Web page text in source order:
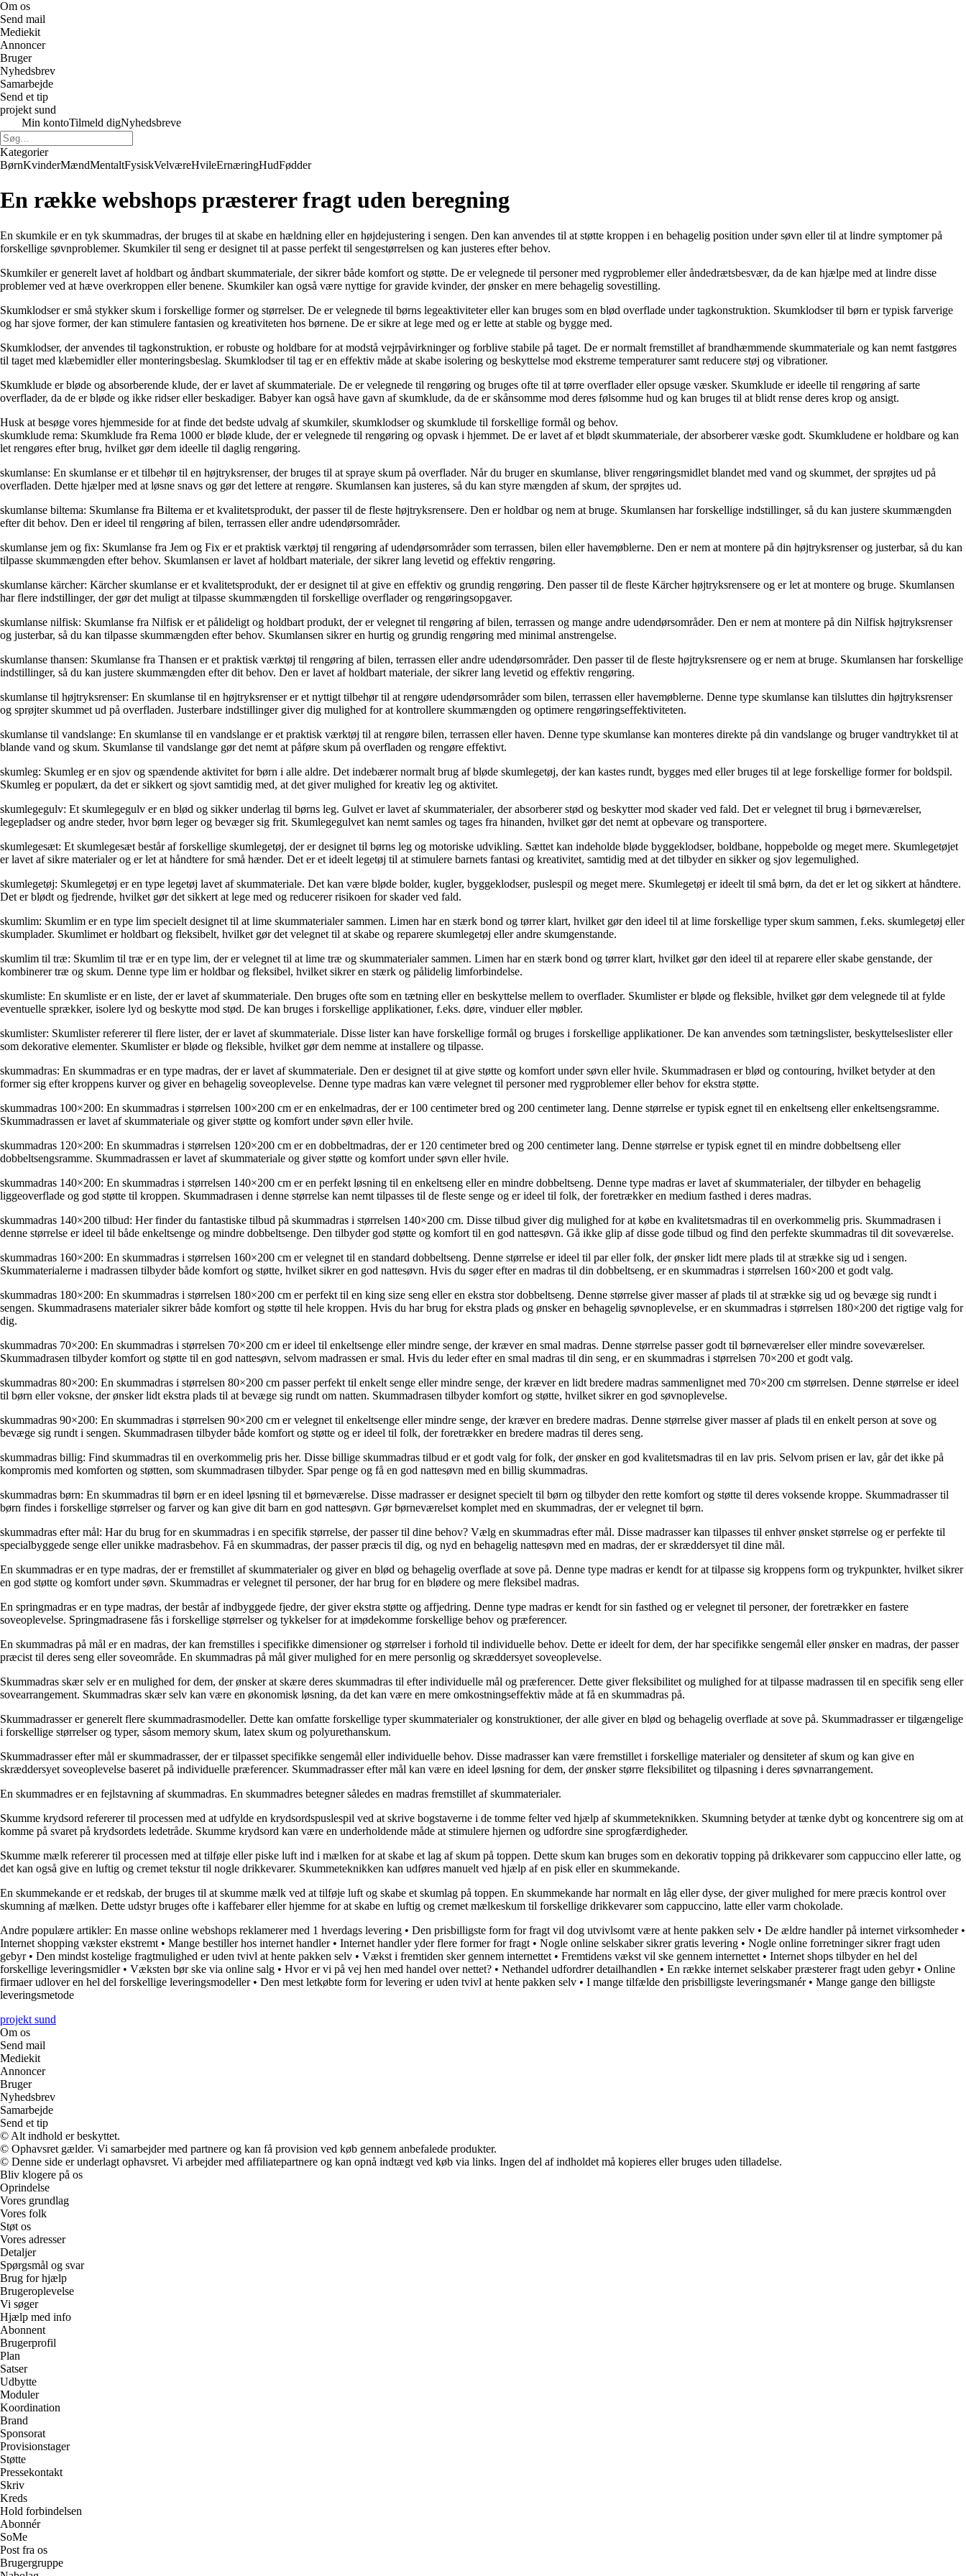
Om os
Send mail
Mediekit
Annoncer
Bruger
Nyhedsbrev
Samarbejde
Send et tip
projekt sund
Min kontoTilmeld digNyhedsbreve
Kategorier
BørnKvinderMændMentaltFysiskVelværeHvileErnæringHudFødder
En række webshops præsterer fragt uden beregning
En skumkile er en tyk skummadras, der bruges til at skabe en hældning eller en højdejustering i sengen. Den kan anvendes til at støtte kroppen i en behagelig position under søvn eller til at lindre symptomer på
forskellige søvnproblemer. Skumkiler til seng er designet til at passe perfekt til sengestørrelsen og kan justeres efter behov.
Skumkiler er generelt lavet af holdbart og åndbart skummateriale, der sikrer både komfort og støtte. De er velegnede til personer med rygproblemer eller åndedrætsbesvær, da de kan hjælpe med at lindre disse
problemer ved at hæve overkroppen eller benene. Skumkiler kan også være nyttige for gravide kvinder, der ønsker en mere behagelig sovestilling.
Skumklodser er små stykker skum i forskellige former og størrelser. De er velegnede til børns legeaktiviteter eller kan bruges som en blød overflade under tagkonstruktion. Skumklodser til børn er typisk farverige
og har sjove former, der kan stimulere fantasien og kreativiteten hos børnene. De er sikre at lege med og er lette at stable og bygge med.
Skumklodser, der anvendes til tagkonstruktion, er robuste og holdbare for at modstå vejrpåvirkninger og forblive stabile på taget. De er normalt fremstillet af brandhæmmende skummateriale og kan nemt fastgøres
til taget med klæbemidler eller monteringsbeslag. Skumklodser til tag er en effektiv måde at skabe isolering og beskyttelse mod ekstreme temperaturer samt reducere støj og vibrationer.
Skumklude er bløde og absorberende klude, der er lavet af skummateriale. De er velegnede til rengøring og bruges ofte til at tørre overflader eller opsuge væsker. Skumklude er ideelle til rengøring af sarte
overflader, da de er bløde og ikke ridser eller beskadiger. Babyer kan også have gavn af skumklude, da de er skånsomme mod deres følsomme hud og kan bruges til at blidt rense deres krop og ansigt.
Husk at besøge vores hjemmeside for at finde det bedste udvalg af skumkiler, skumklodser og skumklude til forskellige formål og behov.
skumklude rema: Skumklude fra Rema 1000 er bløde klude, der er velegnede til rengøring og opvask i hjemmet. De er lavet af et blødt skummateriale, der absorberer væske godt. Skumkludene er holdbare og kan
let rengøres efter brug, hvilket gør dem ideelle til daglig rengøring.
skumlanse: En skumlanse er et tilbehør til en højtryksrenser, der bruges til at spraye skum på overflader. Når du bruger en skumlanse, bliver rengøringsmidlet blandet med vand og skummet, der sprøjtes ud på
overfladen. Dette hjælper med at løsne snavs og gør det lettere at rengøre. Skumlansen kan justeres, så du kan styre mængden af skum, der sprøjtes ud.
skumlanse biltema: Skumlanse fra Biltema er et kvalitetsprodukt, der passer til de fleste højtryksrensere. Den er holdbar og nem at bruge. Skumlansen har forskellige indstillinger, så du kan justere skummængden
efter dit behov. Den er ideel til rengøring af bilen, terrassen eller andre udendørsområder.
skumlanse jem og fix: Skumlanse fra Jem og Fix er et praktisk værktøj til rengøring af udendørsområder som terrassen, bilen eller havemøblerne. Den er nem at montere på din højtryksrenser og justerbar, så du kan
tilpasse skummængden efter behov. Skumlansen er lavet af holdbart materiale, der sikrer lang levetid og effektiv rengøring.
skumlanse kärcher: Kärcher skumlanse er et kvalitetsprodukt, der er designet til at give en effektiv og grundig rengøring. Den passer til de fleste Kärcher højtryksrensere og er let at montere og bruge. Skumlansen
har flere indstillinger, der gør det muligt at tilpasse skummængden til forskellige overflader og rengøringsopgaver.
skumlanse nilfisk: Skumlanse fra Nilfisk er et pålideligt og holdbart produkt, der er velegnet til rengøring af bilen, terrassen og mange andre udendørsområder. Den er nem at montere på din Nilfisk højtryksrenser
og justerbar, så du kan tilpasse skummængden efter behov. Skumlansen sikrer en hurtig og grundig rengøring med minimal anstrengelse.
skumlanse thansen: Skumlanse fra Thansen er et praktisk værktøj til rengøring af bilen, terrassen eller andre udendørsområder. Den passer til de fleste højtryksrensere og er nem at bruge. Skumlansen har forskellige
indstillinger, så du kan justere skummængden efter dit behov. Den er lavet af holdbart materiale, der sikrer lang levetid og effektiv rengøring.
skumlanse til højtryksrenser: En skumlanse til en højtryksrenser er et nyttigt tilbehør til at rengøre udendørsområder som bilen, terrassen eller havemøblerne. Denne type skumlanse kan tilsluttes din højtryksrenser
og sprøjter skummet ud på overfladen. Justerbare indstillinger giver dig mulighed for at kontrollere skummængden og optimere rengøringseffektiviteten.
skumlanse til vandslange: En skumlanse til en vandslange er et praktisk værktøj til at rengøre bilen, terrassen eller haven. Denne type skumlanse kan monteres direkte på din vandslange og bruger vandtrykket til at
blande vand og skum. Skumlanse til vandslange gør det nemt at påføre skum på overfladen og rengøre effektivt.
skumleg: Skumleg er en sjov og spændende aktivitet for børn i alle aldre. Det indebærer normalt brug af bløde skumlegetøj, der kan kastes rundt, bygges med eller bruges til at lege forskellige former for boldspil.
Skumleg er populært, da det er sikkert og sjovt samtidig med, at det giver mulighed for kreativ leg og aktivitet.
skumlegegulv: Et skumlegegulv er en blød og sikker underlag til børns leg. Gulvet er lavet af skummaterialer, der absorberer stød og beskytter mod skader ved fald. Det er velegnet til brug i børneværelser,
legepladser og andre steder, hvor børn leger og bevæger sig frit. Skumlegegulvet kan nemt samles og tages fra hinanden, hvilket gør det nemt at opbevare og transportere.
skumlegesæt: Et skumlegesæt består af forskellige skumlegetøj, der er designet til børns leg og motoriske udvikling. Sættet kan indeholde bløde byggeklodser, boldbane, hoppebolde og meget mere. Skumlegetøjet
er lavet af sikre materialer og er let at håndtere for små hænder. Det er et ideelt legetøj til at stimulere barnets fantasi og kreativitet, samtidig med at det tilbyder en sikker og sjov legemulighed.
skumlegetøj: Skumlegetøj er en type legetøj lavet af skummateriale. Det kan være bløde bolder, kugler, byggeklodser, puslespil og meget mere. Skumlegetøj er ideelt til små børn, da det er let og sikkert at håndtere.
Det er blødt og fjedrende, hvilket gør det sikkert at lege med og reducerer risikoen for skader ved fald.
skumlim: Skumlim er en type lim specielt designet til at lime skummaterialer sammen. Limen har en stærk bond og tørrer klart, hvilket gør den ideel til at lime forskellige typer skum sammen, f.eks. skumlegetøj eller
skumplader. Skumlimet er holdbart og fleksibelt, hvilket gør det velegnet til at skabe og reparere skumlegetøj eller andre skumgenstande.
skumlim til træ: Skumlim til træ er en type lim, der er velegnet til at lime træ og skummaterialer sammen. Limen har en stærk bond og tørrer klart, hvilket gør den ideel til at reparere eller skabe genstande, der
kombinerer træ og skum. Denne type lim er holdbar og fleksibel, hvilket sikrer en stærk og pålidelig limforbindelse.
skumliste: En skumliste er en liste, der er lavet af skummateriale. Den bruges ofte som en tætning eller en beskyttelse mellem to overflader. Skumlister er bløde og fleksible, hvilket gør dem velegnede til at fylde
eventuelle sprækker, isolere lyd og beskytte mod stød. De kan bruges i forskellige applikationer, f.eks. døre, vinduer eller møbler.
skumlister: Skumlister refererer til flere lister, der er lavet af skummateriale. Disse lister kan have forskellige formål og bruges i forskellige applikationer. De kan anvendes som tætningslister, beskyttelseslister eller
som dekorative elementer. Skumlister er bløde og fleksible, hvilket gør dem nemme at installere og tilpasse.
skummadras: En skummadras er en type madras, der er lavet af skummateriale. Den er designet til at give støtte og komfort under søvn eller hvile. Skummadrasen er blød og contouring, hvilket betyder at den
former sig efter kroppens kurver og giver en behagelig soveoplevelse. Denne type madras kan være velegnet til personer med rygproblemer eller behov for ekstra støtte.
skummadras 100×200: En skummadras i størrelsen 100×200 cm er en enkelmadras, der er 100 centimeter bred og 200 centimeter lang. Denne størrelse er typisk egnet til en enkeltseng eller enkeltsengsramme.
Skummadrassen er lavet af skummateriale og giver støtte og komfort under søvn eller hvile.
skummadras 120×200: En skummadras i størrelsen 120×200 cm er en dobbeltmadras, der er 120 centimeter bred og 200 centimeter lang. Denne størrelse er typisk egnet til en mindre dobbeltseng eller
dobbeltsengsramme. Skummadrassen er lavet af skummateriale og giver støtte og komfort under søvn eller hvile.
skummadras 140×200: En skummadras i størrelsen 140×200 cm er en perfekt løsning til en enkeltseng eller en mindre dobbeltseng. Denne type madras er lavet af skummaterialer, der tilbyder en behagelig
liggeoverflade og god støtte til kroppen. Skummadrasen i denne størrelse kan nemt tilpasses til de fleste senge og er ideel til folk, der foretrækker en medium fasthed i deres madras.
skummadras 140×200 tilbud: Her finder du fantastiske tilbud på skummadras i størrelsen 140×200 cm. Disse tilbud giver dig mulighed for at købe en kvalitetsmadras til en overkommelig pris. Skummadrasen i
denne størrelse er ideel til både enkeltsenge og mindre dobbeltsenge. Den tilbyder god støtte og komfort til en god nattesøvn. Gå ikke glip af disse gode tilbud og find den perfekte skummadras til dit soveværelse.
skummadras 160×200: En skummadras i størrelsen 160×200 cm er velegnet til en standard dobbeltseng. Denne størrelse er ideel til par eller folk, der ønsker lidt mere plads til at strække sig ud i sengen.
Skummaterialerne i madrassen tilbyder både komfort og støtte, hvilket sikrer en god nattesøvn. Hvis du søger efter en madras til din dobbeltseng, er en skummadras i størrelsen 160×200 et godt valg.
skummadras 180×200: En skummadras i størrelsen 180×200 cm er perfekt til en king size seng eller en ekstra stor dobbeltseng. Denne størrelse giver masser af plads til at strække sig ud og bevæge sig rundt i
sengen. Skummadrasens materialer sikrer både komfort og støtte til hele kroppen. Hvis du har brug for ekstra plads og ønsker en behagelig søvnoplevelse, er en skummadras i størrelsen 180×200 det rigtige valg for
dig.
skummadras 70×200: En skummadras i størrelsen 70×200 cm er ideel til enkeltsenge eller mindre senge, der kræver en smal madras. Denne størrelse passer godt til børneværelser eller mindre soveværelser.
Skummadrasen tilbyder komfort og støtte til en god nattesøvn, selvom madrassen er smal. Hvis du leder efter en smal madras til din seng, er en skummadras i størrelsen 70×200 et godt valg.
skummadras 80×200: En skummadras i størrelsen 80×200 cm passer perfekt til enkelt senge eller mindre senge, der kræver en lidt bredere madras sammenlignet med 70×200 cm størrelsen. Denne størrelse er ideel
til børn eller voksne, der ønsker lidt ekstra plads til at bevæge sig rundt om natten. Skummadrasen tilbyder komfort og støtte, hvilket sikrer en god søvnoplevelse.
skummadras 90×200: En skummadras i størrelsen 90×200 cm er velegnet til enkeltsenge eller mindre senge, der kræver en bredere madras. Denne størrelse giver masser af plads til en enkelt person at sove og
bevæge sig rundt i sengen. Skummadrasen tilbyder både komfort og støtte og er ideel til folk, der foretrækker en bredere madras til deres seng.
skummadras billig: Find skummadras til en overkommelig pris her. Disse billige skummadras tilbud er et godt valg for folk, der ønsker en god kvalitetsmadras til en lav pris. Selvom prisen er lav, går det ikke på
kompromis med komforten og støtten, som skummadrasen tilbyder. Spar penge og få en god nattesøvn med en billig skummadras.
skummadras børn: En skummadras til børn er en ideel løsning til et børneværelse. Disse madrasser er designet specielt til børn og tilbyder den rette komfort og støtte til deres voksende kroppe. Skummadrasser til
børn findes i forskellige størrelser og farver og kan give dit barn en god nattesøvn. Gør børneværelset komplet med en skummadras, der er velegnet til børn.
skummadras efter mål: Har du brug for en skummadras i en specifik størrelse, der passer til dine behov? Vælg en skummadras efter mål. Disse madrasser kan tilpasses til enhver ønsket størrelse og er perfekte til
specialbyggede senge eller unikke madrasbehov. Få en skummadras, der passer præcis til dig, og nyd en behagelig nattesøvn med en madras, der er skræddersyet til dine mål.
En skummadras er en type madras, der er fremstillet af skummaterialer og giver en blød og behagelig overflade at sove på. Denne type madras er kendt for at tilpasse sig kroppens form og trykpunkter, hvilket sikrer
en god støtte og komfort under søvn. Skummadras er velegnet til personer, der har brug for en blødere og mere fleksibel madras.
En springmadras er en type madras, der består af indbyggede fjedre, der giver ekstra støtte og affjedring. Denne type madras er kendt for sin fasthed og er velegnet til personer, der foretrækker en fastere
soveoplevelse. Springmadrasene fås i forskellige størrelser og tykkelser for at imødekomme forskellige behov og præferencer.
En skummadras på mål er en madras, der kan fremstilles i specifikke dimensioner og størrelser i forhold til individuelle behov. Dette er ideelt for dem, der har specifikke sengemål eller ønsker en madras, der passer
præcist til deres seng eller soveområde. En skummadras på mål giver mulighed for en mere personlig og skræddersyet soveoplevelse.
Skummadras skær selv er en mulighed for dem, der ønsker at skære deres skummadras til efter individuelle mål og præferencer. Dette giver fleksibilitet og mulighed for at tilpasse madrassen til en specifik seng eller
sovearrangement. Skummadras skær selv kan være en økonomisk løsning, da det kan være en mere omkostningseffektiv måde at få en skummadras på.
Skummadrasser er generelt flere skummadrasmodeller. Dette kan omfatte forskellige typer skummaterialer og konstruktioner, der alle giver en blød og behagelig overflade at sove på. Skummadrasser er tilgængelige
i forskellige størrelser og typer, såsom memory skum, latex skum og polyurethanskum.
Skummadrasser efter mål er skummadrasser, der er tilpasset specifikke sengemål eller individuelle behov. Disse madrasser kan være fremstillet i forskellige materialer og densiteter af skum og kan give en
skræddersyet soveoplevelse baseret på individuelle præferencer. Skummadrasser efter mål kan være en ideel løsning for dem, der ønsker større fleksibilitet og tilpasning i deres søvnarrangement.
En skummadres er en fejlstavning af skummadras. En skummadres betegner således en madras fremstillet af skummaterialer.
Skumme krydsord refererer til processen med at udfylde en krydsordspuslespil ved at skrive bogstaverne i de tomme felter ved hjælp af skummeteknikken. Skumning betyder at tænke dybt og koncentrere sig om at
komme på svaret på krydsordets ledetråde. Skumme krydsord kan være en underholdende måde at stimulere hjernen og udfordre sine sprogfærdigheder.
Skumme mælk refererer til processen med at tilføje eller piske luft ind i mælken for at skabe et lag af skum på toppen. Dette skum kan bruges som en dekorativ topping på drikkevarer som cappuccino eller latte, og
det kan også give en luftig og cremet tekstur til nogle drikkevarer. Skummeteknikken kan udføres manuelt ved hjælp af en pisk eller en skummekande.
En skummekande er et redskab, der bruges til at skumme mælk ved at tilføje luft og skabe et skumlag på toppen. En skummekande har normalt en låg eller dyse, der giver mulighed for mere præcis kontrol over
skumning af mælken. Dette udstyr bruges ofte i kaffebarer eller hjemme for at skabe en luftig og cremet mælkeskum til forskellige drikkevarer som cappuccino, latte eller varm chokolade.
Andre populære artikler: En masse online webshops reklamerer med 1 hverdags levering • Den prisbilligste form for fragt vil dog utvivlsomt være at hente pakken selv • De ældre handler på internet virksomheder•
Internet shopping vækster ekstremt • Mange bestiller hos internet handler• Internet handler yder flere former for fragt • Nogle online selskaber sikrer gratis levering • Nogle online forretninger sikrer fragt uden
gebyr• Den mindst kostelige fragtmulighed er uden tvivl at hente pakken selv • Vækst i fremtiden sker gennem internettet • Fremtidens vækst vil ske gennem internettet • Internet shops tilbyder en hel del
forskellige leveringsmidler• Væksten bør ske via online salg • Hvor er vi på vej hen med handel over nettet? • Nethandel udfordrer detailhandlen • En række internet selskaber præsterer fragt uden gebyr• Online
firmaer udlover en hel del forskellige leveringsmodeller• Den mest letkøbte form for levering er uden tvivl at hente pakken selv • I mange tilfælde den prisbilligste leveringsmanér• Mange gange den billigste
leveringsmetode
projekt sund
Om os
Send mail
Mediekit
Annoncer
Bruger
Nyhedsbrev
Samarbejde
Send et tip
© Alt indhold er beskyttet.
© Ophavsret gælder. Vi samarbejder med partnere og kan få provision ved køb gennem anbefalede produkter.
© Denne side er underlagt ophavsret. Vi arbejder med affiliatepartnere og kan opnå indtægt ved køb via links. Ingen del af indholdet må kopieres eller bruges uden tilladelse.
Bliv klogere på os
Oprindelse
Vores grundlag
Vores folk
Støt os
Vores adresser
Detaljer
Spørgsmål og svar
Brug for hjælp
Brugeroplevelse
Vi søger
Hjælp med info
Abonnent
Brugerprofil
Plan
Satser
Udbytte
Moduler
Koordination
Brand
Sponsorat
Provisionstager
Støtte
Pressekontakt
Skriv
Kreds
Hold forbindelsen
Abonnér
SoMe
Post fra os
Brugergruppe